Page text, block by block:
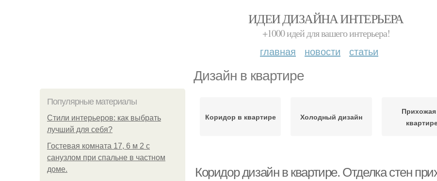
ИДЕИ ДИЗАЙНА ИНТЕРЬЕРА
+1000 идей для вашего интерьера!
главная новости статьи
Дизайн в квартире
Популярные материалы
Стили интерьеров: как выбрать
лучший для себя?
Гостевая комната 17, 6 м 2 с
санузлом при спальне в частном
доме.
Коридор в квартире Холодный дизайн
Коридор дизайн в квартире. Отделка стен